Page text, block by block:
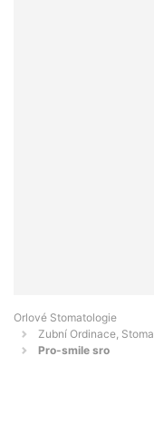
Orlové Stomatologie
Zubní Ordinace,
Pro-smile sro